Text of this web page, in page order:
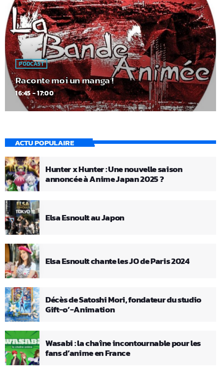
PODCAST
Raconte moi un manga !
16:45 - 17:00
ACTU POPULAIRE
Hunter x Hunter : Une nouvelle saison
annoncée à Anime Japan 2025 ?
Elsa Esnoult au Japon
Elsa Esnoult chante les JO de Paris 2024
Décès de Satoshi Mori, fondateur du studio
Gift-o’-Animation
Wasabi : la chaîne incontournable pour les
fans d’anime en France